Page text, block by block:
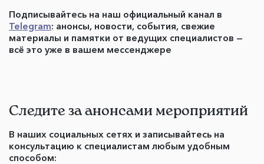
Подписывайтесь на наш официальный канал в
Telegram: анонсы, новости, события, свежие
материалы и памятки от ведущих специалистов —
всё это уже в вашем мессенджере
Следите за анонсами мероприятий
В наших социальных сетях и записывайтесь на
консультацию к специалистам любым удобным
способом: